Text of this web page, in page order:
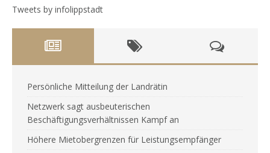
Tweets by infolippstadt
Persönliche Mitteilung der Landrätin
Netzwerk sagt ausbeuterischen
Beschäftigungsverhältnissen Kampf an
Höhere Mietobergrenzen für Leistungsempfänger